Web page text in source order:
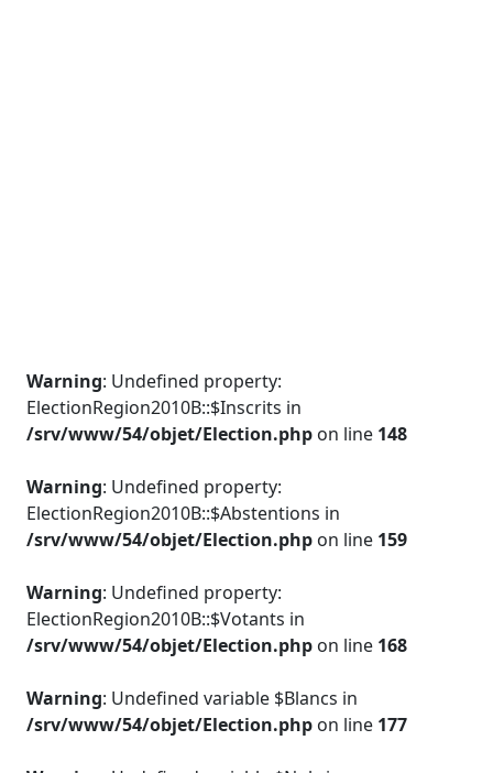
Warning: Undefined property:
ElectionRegion2010B::$Inscrits in
/srv/www/54/objet/Election.php on line 148
Warning: Undefined property:
ElectionRegion2010B::$Abstentions in
/srv/www/54/objet/Election.php on line 159
Warning: Undefined property:
ElectionRegion2010B::$Votants in
/srv/www/54/objet/Election.php on line 168
Warning: Undefined variable $Blancs in
/srv/www/54/objet/Election.php on line 177